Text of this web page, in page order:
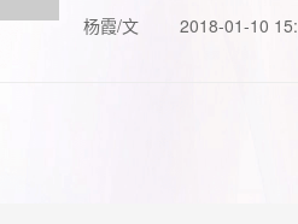
杨霞/文
2018-01-10